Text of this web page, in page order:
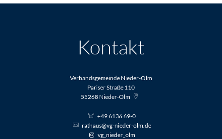
Kontakt
Verbandsgemeinde Nieder-Olm
Pariser Straße 110
55268 Nieder-Olm
+49 6136 69-0
rathaus@vg-nieder-olm.de
vg_nieder_olm